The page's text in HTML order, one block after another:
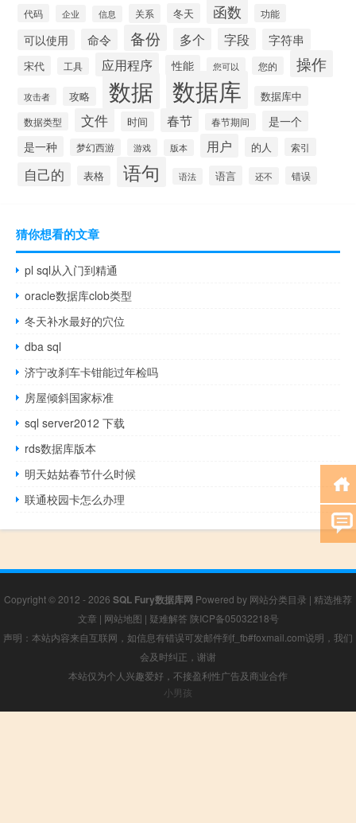
代码 企业 信息 关系 冬天 函数 功能
可以使用 命令 备份 多个 字段 字符串
宋代 工具 应用程序 性能 您可以 您的 操作
攻击者 攻略 数据 数据库 数据库中
数据类型 文件 时间 春节 春节期间
是一个
是一种
梦幻西游 游戏 版本 用户 的人 索引
自己的 表格 语句 语法 语言 还不 错误
猜你想看的文章
pl sql从入门到精通
oracle数据库clob类型
冬天补水最好的穴位
dba sql
济宁改刹车卡钳能过年检吗
房屋倾斜国家标准
sql server2012 下载
rds数据库版本
明天姑姑春节什么时候
联通校园卡怎么办理
Copyright © 2012 - 2026 SQL Fury数据库网 Powered by 网站分类目录 | 精选推荐
文章 | 网站地图 | 疑难解答 陕ICP备05032218号
声明：本站内容来自互联网，如信息有错误可发邮件到f_fb#foxmail.com说明，我们
会及时纠正，谢谢
本站仅为个人兴趣爱好，不接盈利性广告及商业合作
小男孩